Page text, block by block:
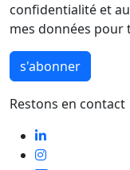
confidentialité et
mes données pour
Restons en contact